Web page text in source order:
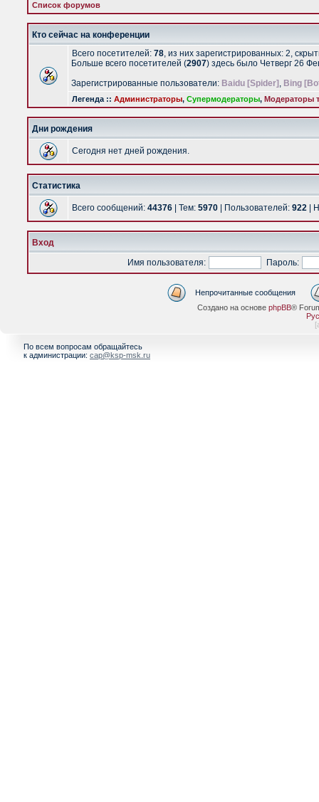
Список форумов
Кто сейчас на конференции
Всего посетителей: 78, из них зарегистрированных: 2,
Больше всего посетителей (2907) здесь было Четверг 26
Зарегистрированные пользователи: Baidu [Spider] , Bing
Легенда :: Администраторы, Супермодераторы, Модераторы
Дни рождения
Сегодня нет дней рождения.
Статистика
Всего сообщений: 44376 | Тем: 5970 | Пользователей: 922 |
Вход
Имя пользователя:
Пароль:
Непрочитанные сообщения
Создано на основе phpBB®
[
По всем вопросам обращайтесь
к администрации: cap@ksp-msk.ru